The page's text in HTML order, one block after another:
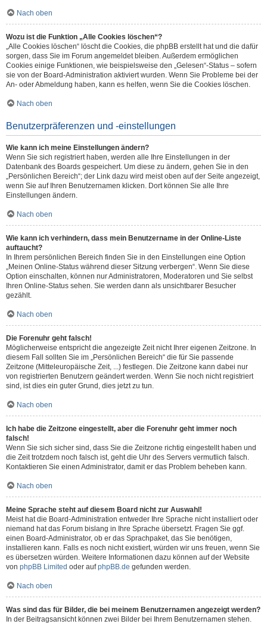
Nach oben
Wozu ist die Funktion „Alle Cookies löschen“?
„Alle Cookies löschen“ löscht die Cookies, die phpBB erstellt hat und die dafür
sorgen, dass Sie im Forum angemeldet bleiben. Außerdem ermöglichen
Cookies einige Funktionen, wie beispielsweise den „Gelesen“-Status – sofern
sie von der Board-Administration aktiviert wurden. Wenn Sie Probleme bei der
An- oder Abmeldung haben, kann es helfen, wenn Sie die Cookies löschen.
Nach oben
Benutzerpräferenzen und -einstellungen
Wie kann ich meine Einstellungen ändern?
Wenn Sie sich registriert haben, werden alle Ihre Einstellungen in der
Datenbank des Boards gespeichert. Um diese zu ändern, gehen Sie in den
„Persönlichen Bereich“; der Link dazu wird meist oben auf der Seite angezeigt,
wenn Sie auf Ihren Benutzernamen klicken. Dort können Sie alle Ihre
Einstellungen ändern.
Nach oben
Wie kann ich verhindern, dass mein Benutzername in der Online-Liste
auftaucht?
In Ihrem persönlichen Bereich finden Sie in den Einstellungen eine Option
„Meinen Online-Status während dieser Sitzung verbergen“. Wenn Sie diese
Option einschalten, können nur Administratoren, Moderatoren und Sie selbst
Ihren Online-Status sehen. Sie werden dann als unsichtbarer Besucher
gezählt.
Nach oben
Die Forenuhr geht falsch!
Möglicherweise entspricht die angezeigte Zeit nicht Ihrer eigenen Zeitzone. In
diesem Fall sollten Sie im „Persönlichen Bereich“ die für Sie passende
Zeitzone (Mitteleuropäische Zeit, ...) festlegen. Die Zeitzone kann dabei nur
von registrierten Benutzern geändert werden. Wenn Sie noch nicht registriert
sind, ist dies ein guter Grund, dies jetzt zu tun.
Nach oben
Ich habe die Zeitzone eingestellt, aber die Forenuhr geht immer noch
falsch!
Wenn Sie sich sicher sind, dass Sie die Zeitzone richtig eingestellt haben und
die Zeit trotzdem noch falsch ist, geht die Uhr des Servers vermutlich falsch.
Kontaktieren Sie einen Administrator, damit er das Problem beheben kann.
Nach oben
Meine Sprache steht auf diesem Board nicht zur Auswahl!
Meist hat die Board-Administration entweder Ihre Sprache nicht installiert oder
niemand hat das Forum bislang in Ihre Sprache übersetzt. Fragen Sie ggf.
einen Board-Administrator, ob er das Sprachpaket, das Sie benötigen,
installieren kann. Falls es noch nicht existiert, würden wir uns freuen, wenn Sie
es übersetzen würden. Weitere Informationen dazu können auf der Website
von phpBB Limited oder aufphpBB.de gefunden werden.
Nach oben
Was sind das für Bilder, die bei meinem Benutzernamen angezeigt werden?
In der Beitragsansicht können zwei Bilder bei Ihrem Benutzernamen stehen.